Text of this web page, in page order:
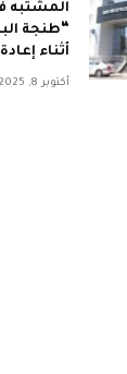
المشتبه
“طنجة
أثناء
أكتوبر 8, 2025